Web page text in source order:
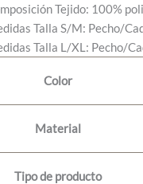
Tejido: 100%
Talla S/M: Pecho/
Talla L/XL: Pecho/
Color
Material
Tipo de producto